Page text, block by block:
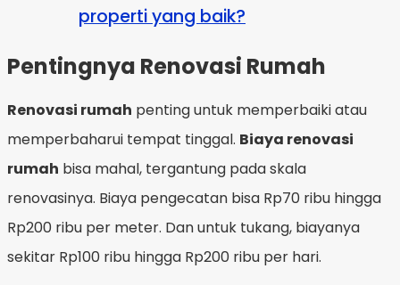
properti yang baik?
Pentingnya Renovasi Rumah
Renovasi rumah penting untuk memperbaiki atau
memperbaharui tempat tinggal. Biaya renovasi
rumah bisa mahal, tergantung pada skala
renovasinya. Biaya pengecatan bisa Rp70 ribu hingga
Rp200 ribu per meter. Dan untuk tukang, biayanya
sekitar Rp100 ribu hingga Rp200 ribu per hari.